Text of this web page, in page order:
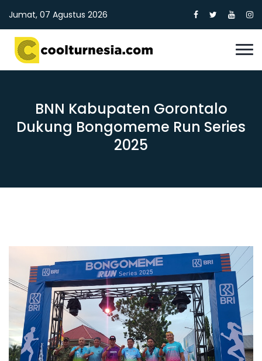
Jumat, 07 Agustus 2026
BNN Kabupaten Gorontalo
Dukung Bongomeme Run Series
2025